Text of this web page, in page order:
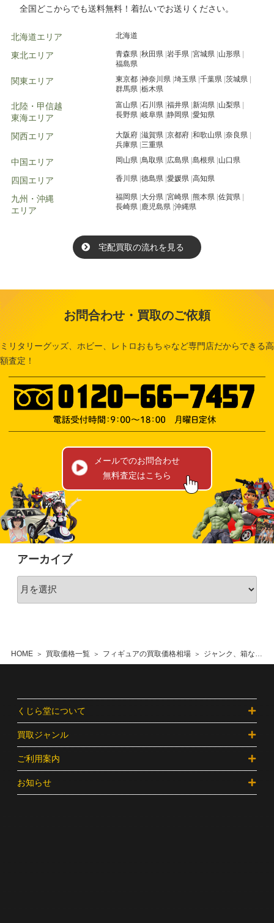
HOME 買取価格一覧 フィギュアの買取価格相場 ジャンク、箱なしのフィギュアなど
全国どこからでも送料無料！着払いでお送りください。
北海道エリア 北海道
東北エリア 青森県 秋田県 岩手県 宮城県 山形県
福島県
関東エリア 東京都 神奈川県 埼玉県 千葉県 茨城県
群馬県 栃木県
北陸・甲信越
東海エリア
富山県 石川県 福井県 新潟県 山梨県
長野県 岐阜県 静岡県 愛知県
関西エリア 大阪府 滋賀県 京都府 和歌山県 奈良県
兵庫県 三重県
中国エリア 岡山県 鳥取県 広島県 島根県 山口県
四国エリア 香川県 徳島県 愛媛県 高知県
九州・沖縄
エリア
福岡県 大分県 宮崎県 熊本県 佐賀県
長崎県 鹿児島県 沖縄県
宅配買取の流れを見る
お問合わせ・買取のご依頼
ミリタリーグッズ、ホビー、レトロおもちゃなど専門店だからできる高
額査定！
メールでのお問合わせ
無料査定はこちら
アーカイブ
くじら堂について
買取ジャンル
ご利用案内
お知らせ